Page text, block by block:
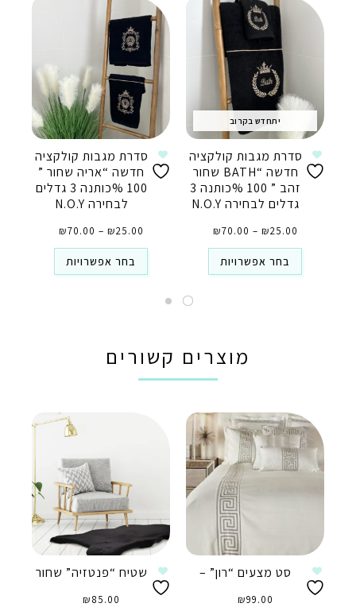
יתחדש בקרוב
סדרת מגבות קולקציה
חדשה “BATH שחור
זהב ” 100 %כותנה 3
גדלים לבחירה N.O.Y
₪25.00
–
₪70.00 מחירים:
עד
בחר אפשרויות
סדרת מגבות קולקציה
חדשה “אריה שחור ”
100 %כותנה 3 גדלים
לבחירה N.O.Y
₪25.00
–
₪70.00 מחירים:
עד
בחר אפשרויות
מוצרים קשורים
סט מצעים “רון” –
₪99.00
שטיח “פנטזיה” שחור
₪85.00